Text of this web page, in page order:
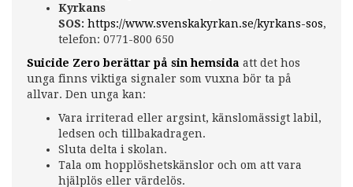
Kyrkans
SOS: https://www.svenskakyrkan.se/kyrkans-sos,
telefon: 0771-800 650
Suicide Zero berättar på sin hemsida att det hos
unga finns viktiga signaler som vuxna bör ta på
allvar. Den unga kan:
Vara irriterad eller argsint, känslomässigt labil,
ledsen och tillbakadragen.
Sluta delta i skolan.
Tala om hopplöshetskänslor och om att vara
hjälplös eller värdelös.